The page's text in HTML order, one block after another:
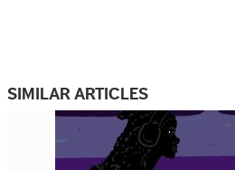
SIMILAR ARTICLES